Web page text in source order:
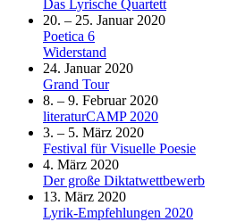
Das Lyrische Quartett
20. – 25. Januar 2020
Poetica 6
Widerstand
24. Januar 2020
Grand Tour
8. – 9. Februar 2020
literaturCAMP 2020
3. – 5. März 2020
Festival für Visuelle Poesie
4. März 2020
Der große Diktatwettbewerb
13. März 2020
Lyrik-Empfehlungen 2020